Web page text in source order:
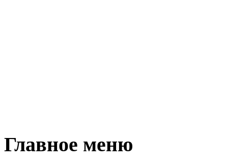
Главное меню